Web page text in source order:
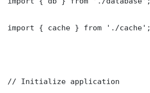
import { cache } from './cache';
// Initialize application